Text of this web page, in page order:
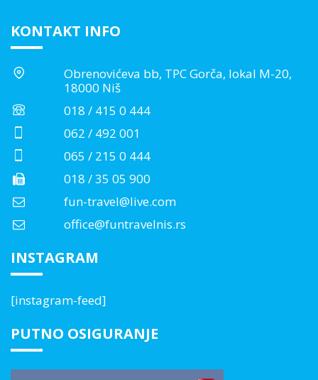
KONTAKT INFO
Obrenovićeva bb, TPC Gorča, lokal M-20,
18000 Niš
018 / 415 0 444
062 / 492 001
065 / 215 0 444
018 / 35 05 900
fun-travel@live.com
office@funtravelnis.rs
INSTAGRAM
[instagram-feed]
PUTNO OSIGURANJE